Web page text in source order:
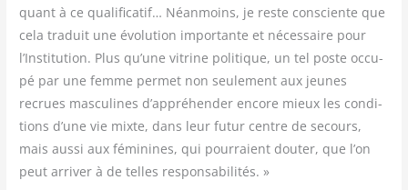
quant à ce qua­li­fi­ca­tif… Néan­moins, je reste consciente que
cela tra­duit une évo­lu­tion impor­tante et néces­saire pour
l’Institution. Plus qu’une vitrine poli­tique, un tel poste occu­
pé par une femme per­met non seule­ment aux jeunes
recrues mas­cu­lines d’appréhender encore mieux les condi­
tions d’une vie mixte, dans leur futur centre de secours,
mais aus­si aux fémi­nines, qui pour­raient dou­ter, que l’on
peut arri­ver à de telles responsabilités. »